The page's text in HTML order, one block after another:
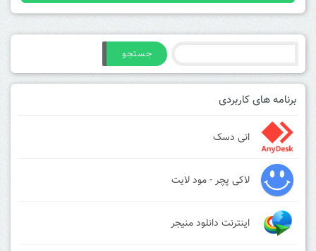
جستجو
برنامه های کاربردی
انی دسک
لاکی پچر - مود لایت
اینترنت دانلود منیجر